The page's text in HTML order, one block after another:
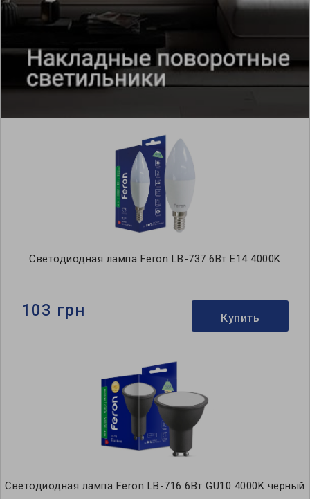
Светодиодная лампа Feron LB-737 6Вт E14 4000K
103 грн Купить
Светодиодная лампа Feron LB-716 6Вт GU10 4000K черный